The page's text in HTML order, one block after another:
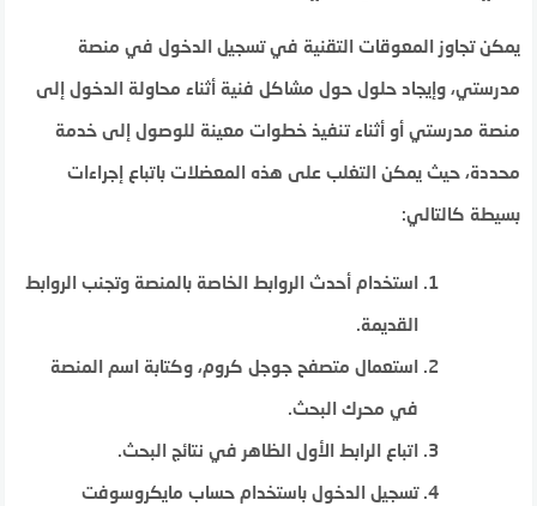
يمكن تجاوز المعوقات التقنية في تسجيل الدخول في منصة
مدرستي، وإيجاد حلول حول مشاكل فنية أثناء محاولة الدخول إلى
منصة مدرستي أو أثناء تنفيذ خطوات معينة للوصول إلى خدمة
محددة، حيث يمكن التغلب على هذه المعضلات باتباع إجراءات
بسيطة كالتالي:
استخدام أحدث الروابط الخاصة بالمنصة وتجنب الروابط
القديمة.
استعمال متصفح جوجل كروم، وكتابة اسم المنصة
في محرك البحث.
اتباع الرابط الأول الظاهر في نتائج البحث.
تسجيل الدخول باستخدام حساب مايكروسوفت